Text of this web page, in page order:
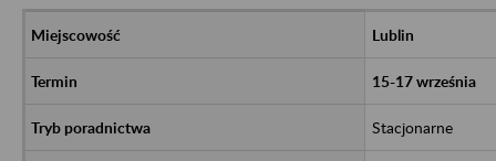
Lublin
15-17 września
Stacjonarne